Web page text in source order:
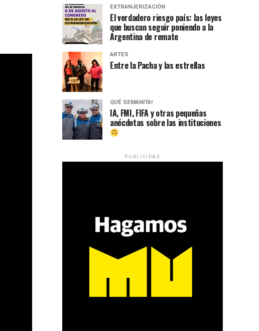
EXTRANJERIZACIÓN
El verdadero riesgo país: las leyes
que buscan seguir poniendo a la
Argentina de remate
ARTES
Entre la Pacha y las estrellas
QUÉ SEMANITA!
IA, FMI, FIFA y otras pequeñas
anécdotas sobre las instituciones
PUBLICIDAD